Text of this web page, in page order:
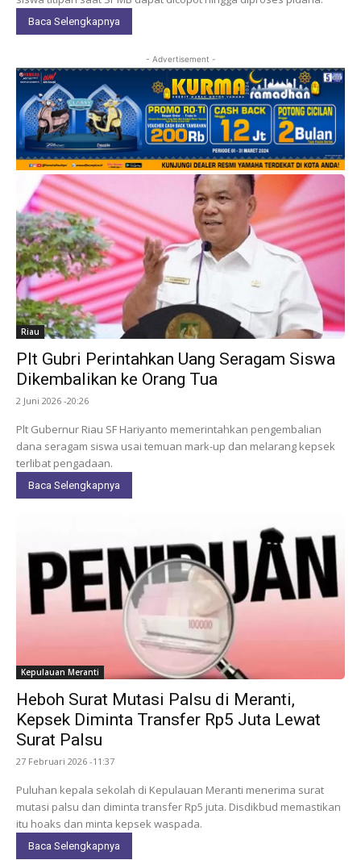
Baca Selengkapnya
- Advertisement -
Riau
Plt Gubri Perintahkan Uang Seragam Siswa
Dikembalikan ke Orang Tua
2 Juni 2026 -20:26
Plt Gubernur Riau SF Hariyanto memerintahkan pengembalian
dana seragam siswa usai temuan mark-up dan melarang kepsek
terlibat pengadaan.
Baca Selengkapnya
Kepulauan Meranti
Heboh Surat Mutasi Palsu di Meranti,
Kepsek Diminta Transfer Rp5 Juta Lewat
Surat Palsu
27 Februari 2026 -11:37
Puluhan kepala sekolah di Kepulauan Meranti menerima surat
mutasi palsu dan diminta transfer Rp5 juta. Disdikbud memastikan
itu hoaks dan minta kepsek waspada.
Baca Selengkapnya